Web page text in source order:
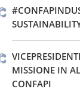
MISSIONE IN
CONFAPI